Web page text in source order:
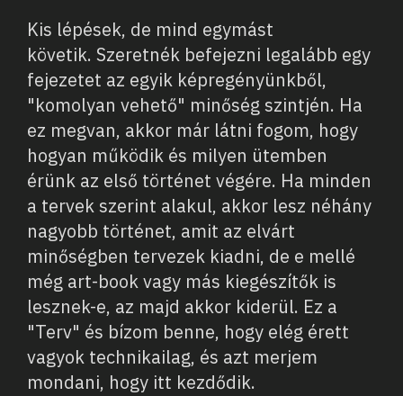
Kis lépések, de mind egymást
követik. Szeretnék befejezni legalább egy
fejezetet az egyik képregényünkből,
"komolyan vehető" minőség szintjén. Ha
ez megvan, akkor már látni fogom, hogy
hogyan működik és milyen ütemben
érünk az első történet végére. Ha minden
a tervek szerint alakul, akkor lesz néhány
nagyobb történet, amit az elvárt
minőségben tervezek kiadni, de e mellé
még art-book vagy más kiegészítők is
lesznek-e, az majd akkor kiderül. Ez a
"Terv" és bízom benne, hogy elég érett
vagyok technikailag, és azt merjem
mondani, hogy itt kezdődik.